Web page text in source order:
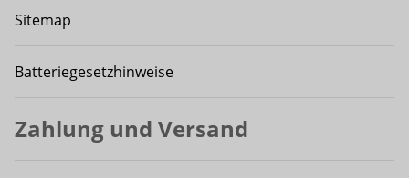
Sitemap
Batteriegesetzhinweise
Zahlung und Versand